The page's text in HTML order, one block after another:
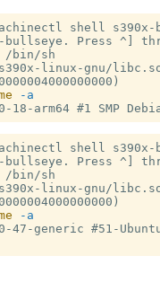
linux-gnu/
-a
18-arm64 #1 SMP
linux-gnu/
-a
47-generic #